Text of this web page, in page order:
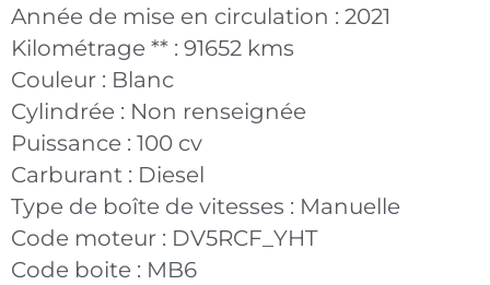
Année de mise en circulation : 2021
Kilométrage ** : 91652 kms
Couleur : Blanc
Cylindrée : Non renseignée
Puissance : 100 cv
Carburant : Diesel
Type de boîte de vitesses : Manuelle
Code moteur : DV5RCF_YHT
Code boite : MB6